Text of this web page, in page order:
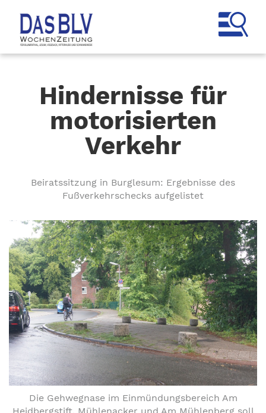
Hindernisse für
motorisierten
Verkehr
Beiratssitzung in Burglesum: Ergebnisse des
Fußverkehrschecks aufgelistet
Die Gehwegnase im Einmündungsbereich Am
Heidbergstift, Mühlenacker und Am Mühlenberg soll